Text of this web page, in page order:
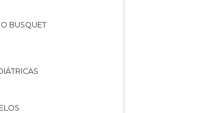
BUSQUET